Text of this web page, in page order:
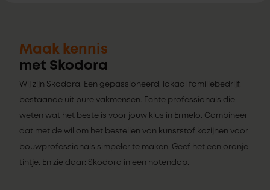
Maak kennis
met Skodora
Wij zijn Skodora. Een gepassioneerd, lokaal familiebedrijf,
bestaande uit pure vakmensen. Echte professionals die
weten wat het beste is voor jouw klus in Ermelo. Combineer
dat met de wil om het bestellen van kunststof kozijnen voor
bouwprofessionals simpeler te maken. Geef het een oranje
tintje. En zie daar: Skodora in een notendop.